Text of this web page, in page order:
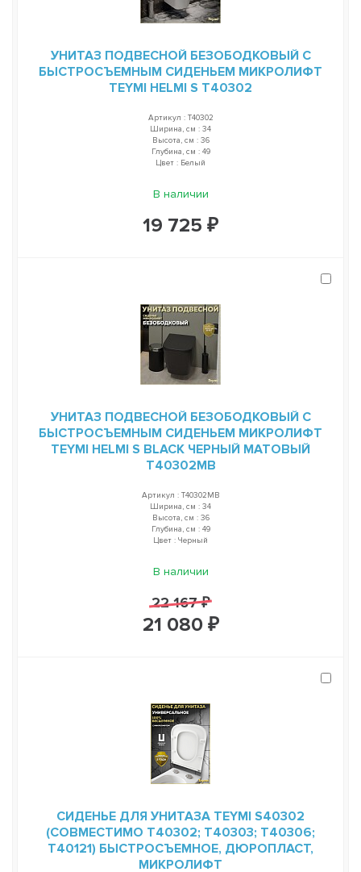
УНИТАЗ ПОДВЕСНОЙ БЕЗОБОДКОВЫЙ С
БЫСТРОСЪЕМНЫМ СИДЕНЬЕМ МИКРОЛИФТ
TEYMI HELMI S T40302
Артикул : T40302
Ширина, см : 34
Высота, см : 36
Глубина, см : 49
Цвет : Белый
В наличии
19 725 ₽
УНИТАЗ ПОДВЕСНОЙ БЕЗОБОДКОВЫЙ С
БЫСТРОСЪЕМНЫМ СИДЕНЬЕМ МИКРОЛИФТ
TEYMI HELMI S BLACK ЧЕРНЫЙ МАТОВЫЙ
T40302MB
Артикул : T40302MB
Ширина, см : 34
Высота, см : 36
Глубина, см : 49
Цвет : Черный
В наличии
22 167 ₽
21 080 ₽
СИДЕНЬЕ ДЛЯ УНИТАЗА TEYMI S40302
(СОВМЕСТИМО T40302; T40303; T40306;
T40121) БЫСТРОСЪЕМНОЕ, ДЮРОПЛАСТ,
МИКРОЛИФТ